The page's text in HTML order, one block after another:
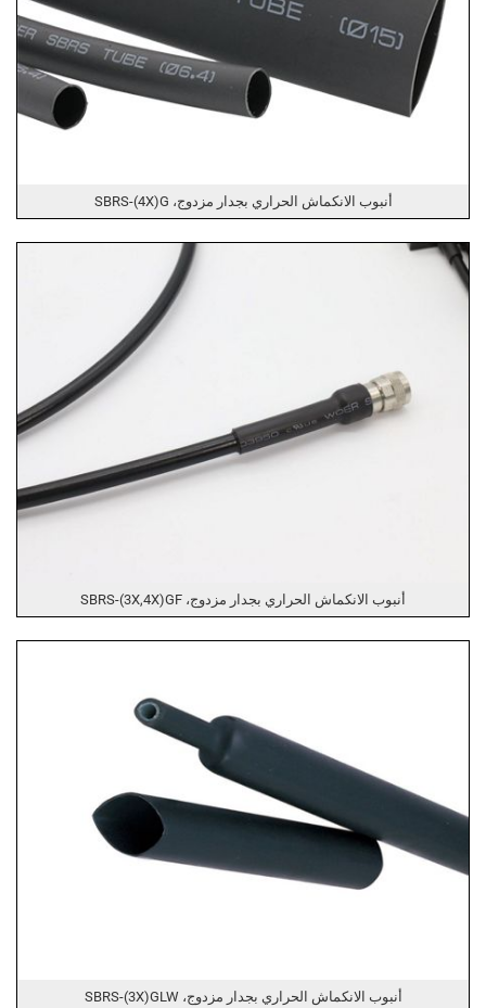
أنبوب الانكماش الحراري بجدار مزدوج، SBRS-(4X)G
أنبوب الانكماش الحراري بجدار مزدوج، SBRS-(3X,4X)GF
أنبوب الانكماش الحراري بجدار مزدوج، SBRS-(3X)GLW